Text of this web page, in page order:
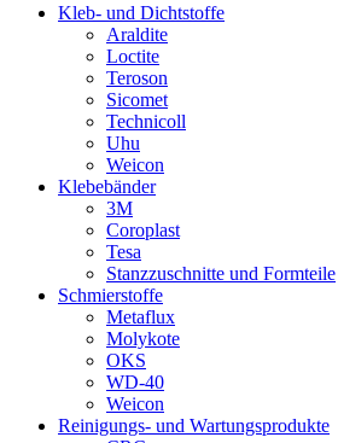
Kleb- und Dichtstoffe
Araldite
Loctite
Teroson
Sicomet
Technicoll
Uhu
Weicon
Klebebänder
3M
Coroplast
Tesa
Stanzzuschnitte und Formteile
Schmierstoffe
Metaflux
Molykote
OKS
WD-40
Weicon
Reinigungs- und Wartungsprodukte